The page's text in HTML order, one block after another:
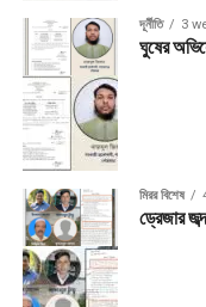
দূর্নীতি 3
ঘুষের
মিরর বিশেষ
ড্রেজার